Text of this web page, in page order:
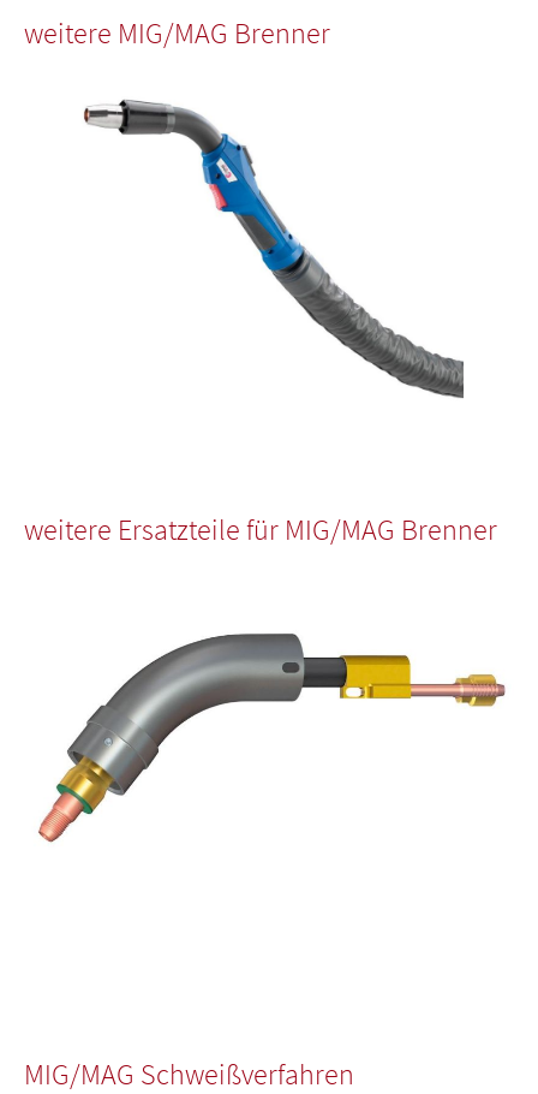
weitere MIG/MAG Brenner
weitere Ersatzteile für MIG/MAG Brenner
MIG/MAG Schweißverfahren